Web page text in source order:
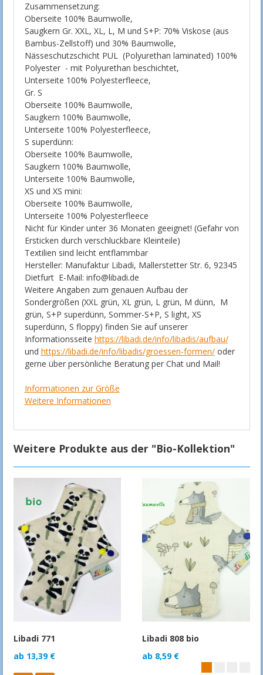
Zusammensetzung:
Oberseite 100% Baumwolle,
Saugkern Gr. XXL, XL, L, M und S+P: 70% Viskose (aus
Bambus-Zellstoff) und 30% Baumwolle,
Nässeschutzschicht PUL (Polyurethan laminated) 100%
Polyester - mit Polyurethan beschichtet,
Unterseite 100% Polyesterfleece,
Gr. S
Oberseite 100% Baumwolle,
Saugkern 100% Baumwolle,
Unterseite 100% Polyesterfleece,
S superdünn:
Oberseite 100% Baumwolle,
Saugkern 100% Baumwolle,
Unterseite 100% Baumwolle,
XS und XS mini:
Oberseite 100% Baumwolle,
Unterseite 100% Polyesterfleece
Nicht für Kinder unter 36 Monaten geeignet! (Gefahr von
Ersticken durch verschluckbare Kleinteile)
Textilien sind leicht entflammbar
Hersteller: Manufaktur Libadi, Mallerstetter Str. 6, 92345
Dietfurt E-Mail: info@libadi.de
Weitere Angaben zum genauen Aufbau der
Sondergrößen (XXL grün, XL grün, L grün, M dünn, M
grün, S+P superdünn, Sommer-S+P, S light, XS
superdünn, S floppy) finden Sie auf unserer
Informationsseite https://libadi.de/info/libadis/aufbau/
und https://libadi.de/info/libadis/groessen-formen/oder
gerne über persönliche Beratung per Chat und Mail!
Informationen zur Größe
Weitere Informationen
Weitere Produkte aus der "Bio-Kollektion"
Libadi 771
ab 13,39 €
Libadi 808 bio
ab 8,59 €